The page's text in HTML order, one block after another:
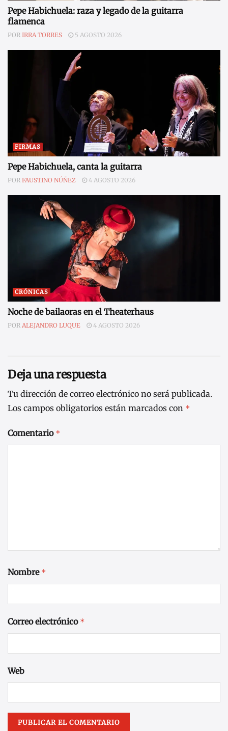
Pepe Habichuela: raza y legado de la guitarra
flamenca
POR IRRA TORRES 5 AGOSTO 2026
FIRMAS
Pepe Habichuela, canta la guitarra
POR FAUSTINO NÚÑEZ 4 AGOSTO 2026
CRÓNICAS
Noche de bailaoras en el Theaterhaus
POR ALEJANDRO LUQUE 4 AGOSTO 2026
Deja una respuesta
Tu dirección de correo electrónico no será publicada.
Los campos obligatorios están marcados con *
Comentario *
Nombre *
Correo electrónico *
Web